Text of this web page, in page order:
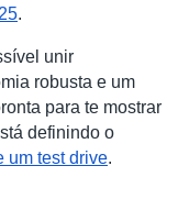
.
unir
robusta e um
para te mostrar
definindo o
um test drive.